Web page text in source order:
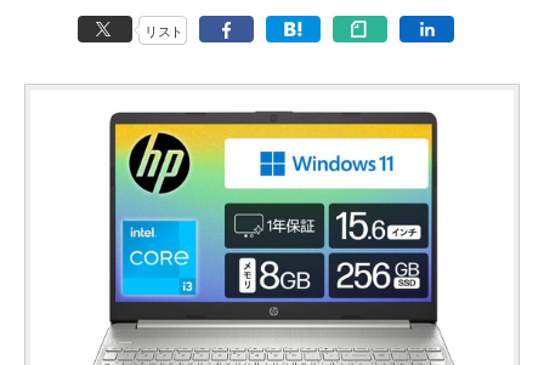
リスト